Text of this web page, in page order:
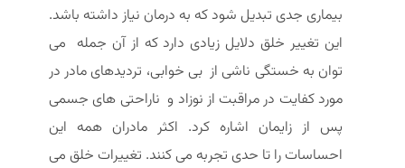
بیماری جدی تبدیل شود که به درمان نیاز داشته باشد.
این تغییر خلق دلایل زیادی دارد که از آن جمله می
توان به خستگی ناشی از بی خوابی، تردیدهای مادر در
مورد کفایت در مراقبت از نوزاد و ناراحتی های جسمی
پس از زایمان اشاره کرد. اکثر مادران همه این
احساسات را تا حدی تجربه می کنند. تغییرات خلق می